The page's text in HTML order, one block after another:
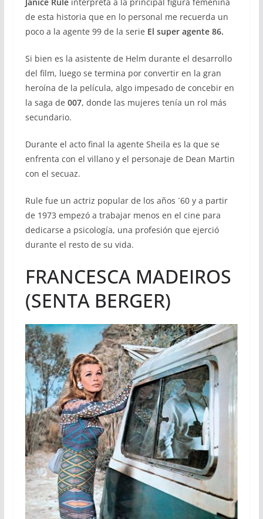
de esta historia que en lo personal me recuerda un
poco a la agente 99 de la serie El super agente 86.
Si bien es la asistente de Helm durante el desarrollo
del film, luego se termina por convertir en la gran
heroína de la película, algo impesado de concebir en
la saga de 007, donde las mujeres tenía un rol más
secundario.
Durante el acto final la agente Sheila es la que se
enfrenta con el villano y el personaje de Dean Martin
con el secuaz.
Rule fue un actriz popular de los años ´60 y a partir
de 1973 empezó a trabajar menos en el cine para
dedicarse a psicología, una profesión que ejerció
durante el resto de su vida.
FRANCESCA MADEIROS
(SENTA BERGER)